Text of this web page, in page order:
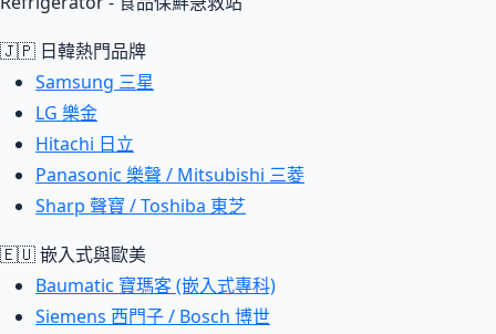
🇯🇵 日韓熱門品牌
Samsung 三星
LG 樂金
Hitachi 日立
Panasonic 樂聲 / Mitsubishi 三菱
Sharp 聲寶 / Toshiba 東芝
🇪🇺 嵌入式與歐美
Baumatic 寶瑪客 (嵌入式專科)
Siemens 西門子 / Bosch 博世